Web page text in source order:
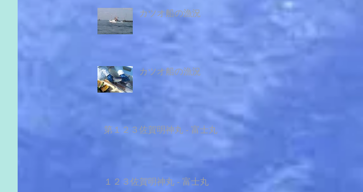
カツオ船の漁況
カツオ船の漁況
第１２３佐賀明神丸 - 富士丸
１２３佐賀明神丸 - 富士丸